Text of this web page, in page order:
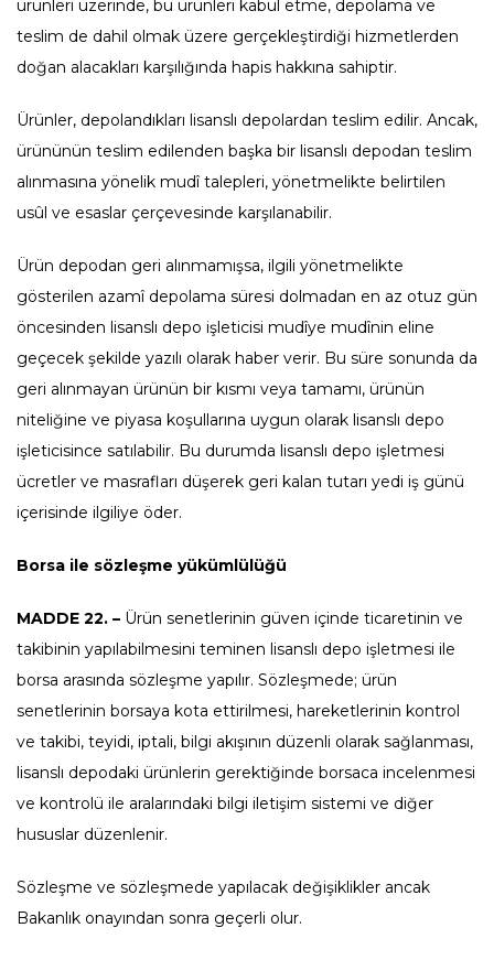
ürünleri üzerinde, bu ürünleri kabul etme, depolama ve
teslim de dahil olmak üzere gerçekleştirdiği hizmetlerden
doğan alacakları karşılığında hapis hakkına sahiptir.
Ürünler, depolandıkları lisanslı depolardan teslim edilir. Ancak,
ürününün teslim edilenden başka bir lisanslı depodan teslim
alınmasına yönelik mudî talepleri, yönetmelikte belirtilen
usûl ve esaslar çerçevesinde karşılanabilir.
Ürün depodan geri alınmamışsa, ilgili yönetmelikte
gösterilen azamî depolama süresi dolmadan en az otuz gün
öncesinden lisanslı depo işleticisi mudîye mudînin eline
geçecek şekilde yazılı olarak haber verir. Bu süre sonunda da
geri alınmayan ürünün bir kısmı veya tamamı, ürünün
niteliğine ve piyasa koşullarına uygun olarak lisanslı depo
işleticisince satılabilir. Bu durumda lisanslı depo işletmesi
ücretler ve masrafları düşerek geri kalan tutarı yedi iş günü
içerisinde ilgiliye öder.
Borsa ile sözleşme yükümlülüğü
MADDE 22. – Ürün senetlerinin güven içinde ticaretinin ve
takibinin yapılabilmesini teminen lisanslı depo işletmesi ile
borsa arasında sözleşme yapılır. Sözleşmede; ürün
senetlerinin borsaya kota ettirilmesi, hareketlerinin kontrol
ve takibi, teyidi, iptali, bilgi akışının düzenli olarak sağlanması,
lisanslı depodaki ürünlerin gerektiğinde borsaca incelenmesi
ve kontrolü ile aralarındaki bilgi iletişim sistemi ve diğer
hususlar düzenlenir.
Sözleşme ve sözleşmede yapılacak değişiklikler ancak
Bakanlık onayından sonra geçerli olur.